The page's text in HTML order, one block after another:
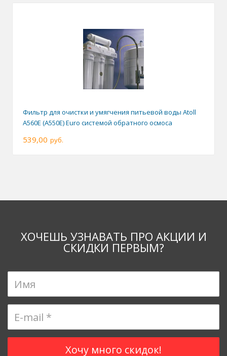
Фильтр для очистки и умягчения питьевой воды Atoll
A560E (A550E) Euro системой обратного осмоса
539,00 руб.
ХОЧЕШЬ УЗНАВАТЬ ПРО АКЦИИ И
СКИДКИ ПЕРВЫМ?